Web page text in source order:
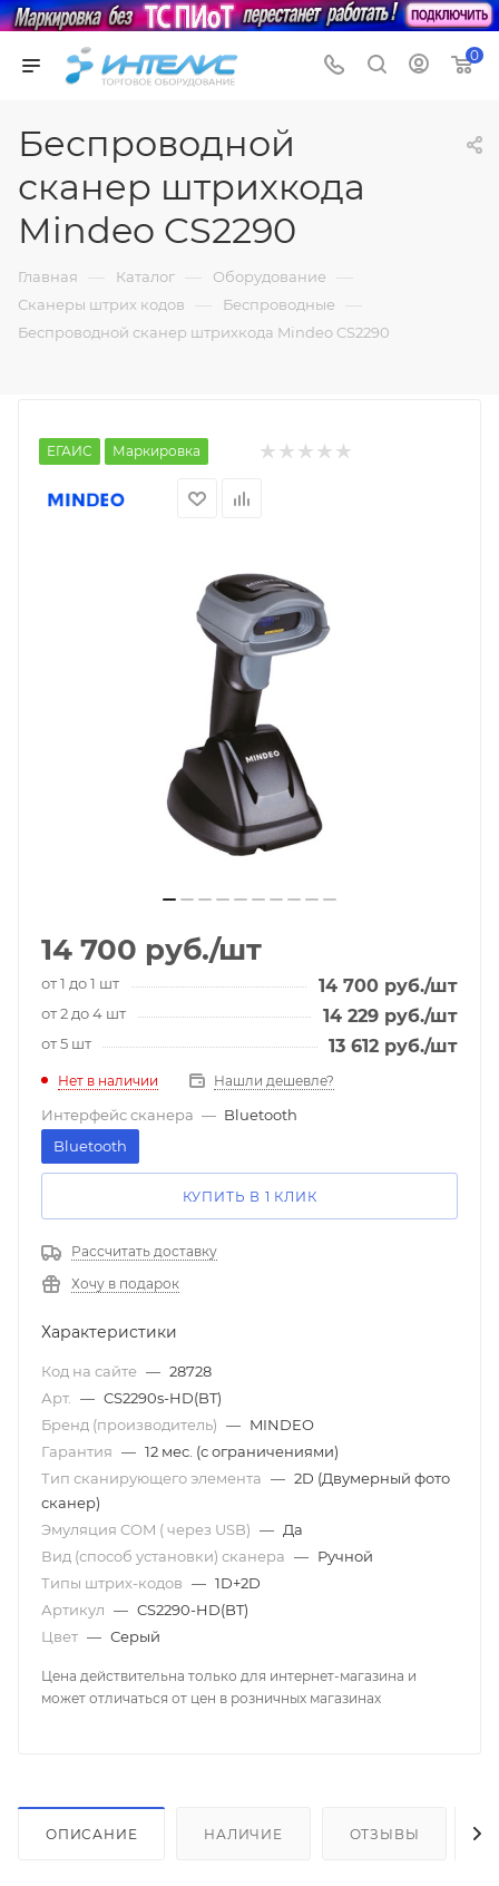
0
Беспроводной
сканер штрихкода
Mindeo CS2290
Главная — Каталог — Оборудование —
Сканеры штрих кодов — Беспроводные —
Беспроводной сканер штрихкода Mindeo CS2290
ЕГАИС Маркировка
14 700 руб./шт
от 1 до 1 шт 14 700 руб./шт
от 2 до 4 шт 14 229 руб./шт
от 5 шт 13 612 руб./шт
Нет в наличии Нашли дешевле?
Интерфейс сканера — Bluetooth
Bluetooth
КУПИТЬ В 1 КЛИК
Рассчитать доставку
Хочу в подарок
Характеристики
Код на сайте — 28728
Арт. — CS2290s-HD(BT)
Бренд (производитель) — MINDEO
Гарантия — 12 мес. (с ограничениями)
Тип сканирующего элемента — 2D (Двумерный фото
сканер)
Эмуляция COM ( через USB) — Да
Вид (способ установки) сканера — Ручной
Типы штрих-кодов — 1D+2D
Артикул — CS2290-HD(BT)
Цвет — Серый
Цена действительна только для интернет-магазина и
может отличаться от цен в розничных магазинах
ОПИСАНИЕ НАЛИЧИЕ ОТЗЫВЫ